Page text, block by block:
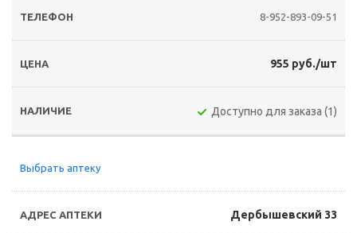
8-952-893-09-51
955 руб./шт
Доступно для заказа (1)
Выбрать аптеку
Дербышевский 33